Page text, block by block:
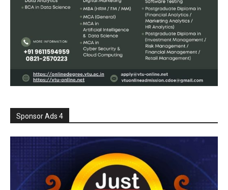
Sponsor Ads 4